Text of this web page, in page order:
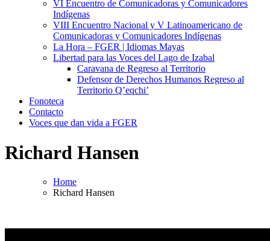
VI Encuentro de Comunicadoras y Comunicadores
Indígenas
VIII Encuentro Nacional y V Latinoamericano de
Comunicadoras y Comunicadores Indígenas
La Hora – FGER | Idiomas Mayas
Libertad para las Voces del Lago de Izabal
Caravana de Regreso al Territorio
Defensor de Derechos Humanos Regreso al
Territorio Q’eqchi’
Fonoteca
Contacto
Voces que dan vida a FGER
Richard Hansen
Home
Richard Hansen